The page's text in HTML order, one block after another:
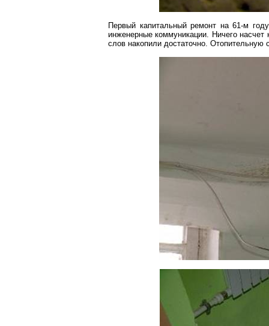
Первый капитальный ремонт на 61-м
инженерные коммуникации. Ничего
слов накопили достаточно. Отопительную